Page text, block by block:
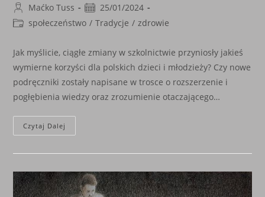
Post
author:
Maćko Tuss
Post
published:
25/01/2024
Postspołeczeństwo / Tradycje / zdrowie
Jak myślicie, ciągłe zmiany w szkolnictwie przyniosły jakieś
wymierne korzyści dla polskich dzieci i młodzieży? Czy nowe
podręczniki zostały napisane w trosce o rozszerzenie i
pogłębienia wiedzy oraz zrozumienie otaczającego…
Czytaj Dalej
OGŁUPIANIE